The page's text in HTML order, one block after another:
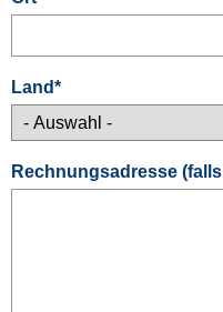
Land*
Rechnungsadresse